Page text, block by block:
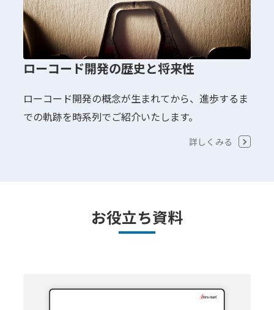
ローコード開発の歴史と将来性
ローコード開発の概念が生まれてから、進歩するま
での軌跡を時系列でご紹介いたします。
詳しくみる
お役立ち資料